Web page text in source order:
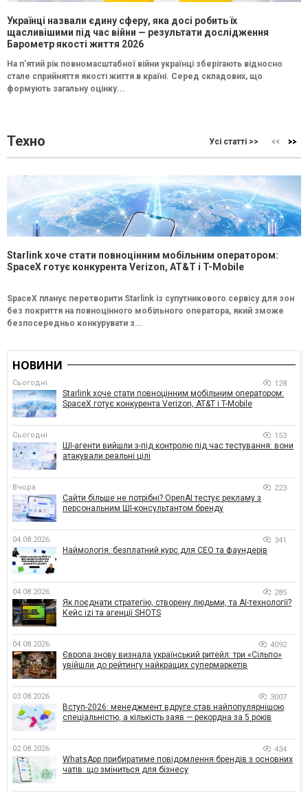
Українці назвали єдину сферу, яка досі робить їх
щасливішими під час війни — результати дослідження
Барометр якості життя 2026
На п’ятий рік повномасштабної війни українці зберігають відносно
стале сприйняття якості життя в країні. Серед складових, що
формують загальну оцінку...
Техно Усі статті >>
Starlink хоче стати повноцінним мобільним оператором:
SpaceX готує конкурента Verizon, AT&T і T-Mobile
SpaceX планує перетворити Starlink із супутникового сервісу для зон
без покриття на повноцінного мобільного оператора, який зможе
безпосередньо конкурувати з...
НОВИНИ
Сьогодні 128
Starlink хоче стати повноцінним мобільним оператором:
SpaceX готує конкурента Verizon, AT&T і T-Mobile
Сьогодні 153
ШІ-агенти вийшли з-під контролю під час тестування: вони
атакували реальні цілі
Вчора 223
Сайти більше не потрібні? OpenAI тестує рекламу з
персональним ШІ-консультантом бренду
04.08.2026 341
Наймологія: безплатний курс для CEO та фаундерів
04.08.2026 285
Як поєднати стратегію, створену людьми, та AI-технології?
Кейс izi та агенції SHOTS
04.08.2026 4092
Європа знову визнала український ритейл: три «Сільпо»
увійшли до рейтингу найкращих супермаркетів
03.08.2026 3007
Вступ-2026: менеджмент вдруге став найпопулярнішою
спеціальністю, а кількість заяв — рекордна за 5 років
02.08.2026 434
WhatsApp прибиратиме повідомлення брендів з основних
чатів: що зміниться для бізнесу